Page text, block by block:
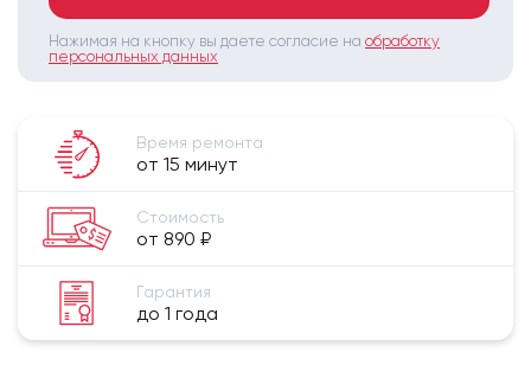
Нажимая на кнопку вы даете согласие на обработку
персональных данных
Время ремонта
от 15 минут
Стоимость
от 890 ₽
Гарантия
до 1 года